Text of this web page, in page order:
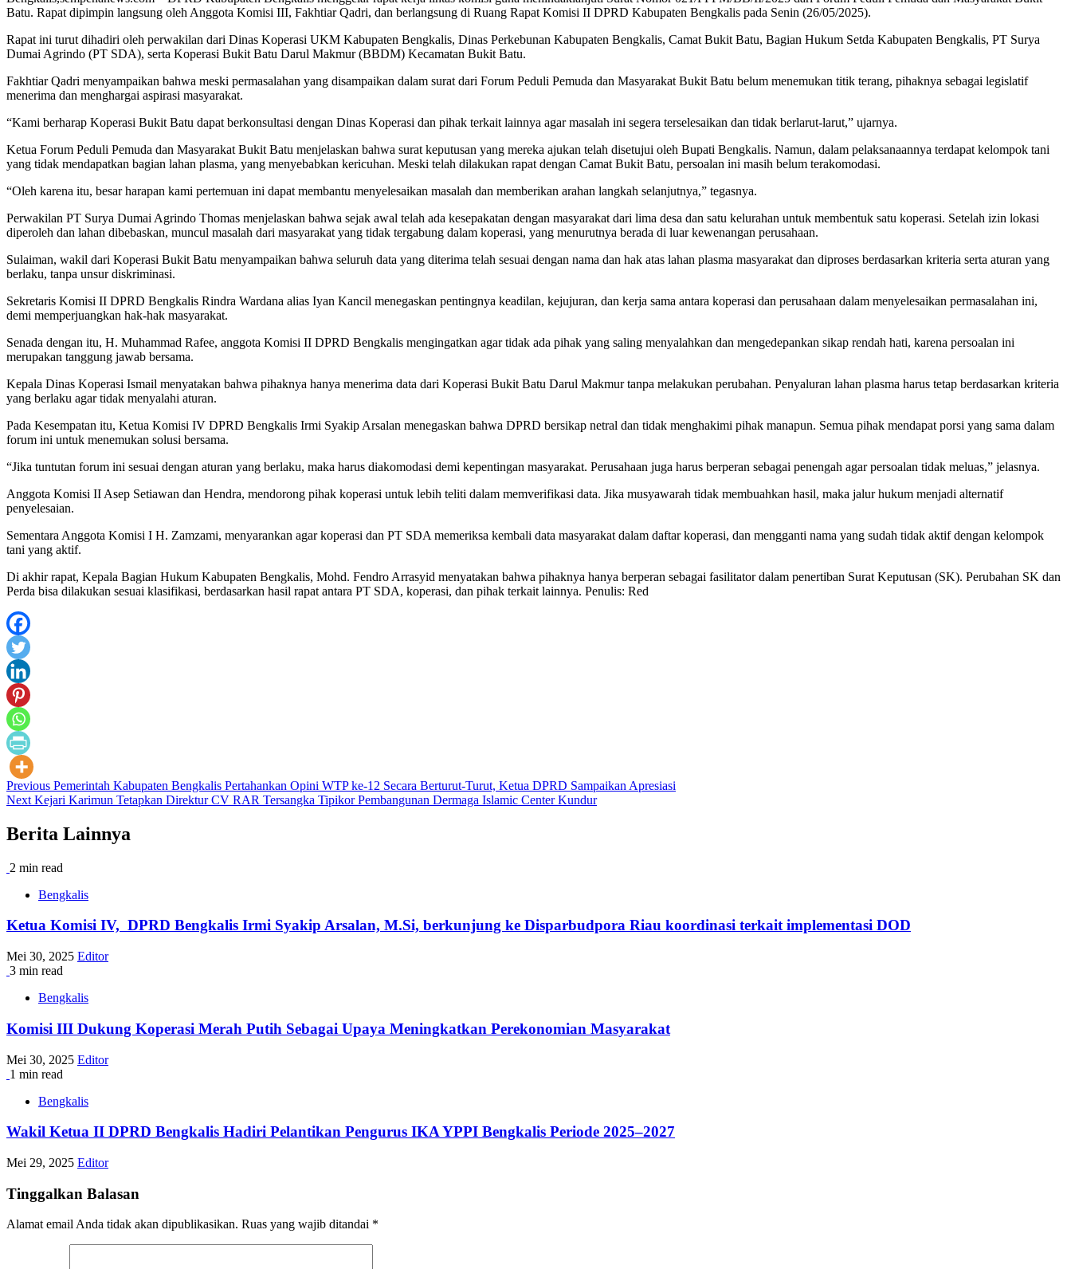
Batu. Rapat dipimpin langsung oleh Anggota Komisi III, Fakhtiar Qadri, dan berlangsung di Ruang Rapat Komisi II DPRD Kabupaten Bengkalis pada Senin (26/05/2025).
Rapat ini turut dihadiri oleh perwakilan dari Dinas Koperasi UKM Kabupaten Bengkalis, Dinas Perkebunan Kabupaten Bengkalis, Camat Bukit Batu, Bagian Hukum Setda Kabupaten Bengkalis, PT Surya
Dumai Agrindo (PT SDA), serta Koperasi Bukit Batu Darul Makmur (BBDM) Kecamatan Bukit Batu.
Fakhtiar Qadri menyampaikan bahwa meski permasalahan yang disampaikan dalam surat dari Forum Peduli Pemuda dan Masyarakat Bukit Batu belum menemukan titik terang, pihaknya sebagai legislatif
menerima dan menghargai aspirasi masyarakat.
“Kami berharap Koperasi Bukit Batu dapat berkonsultasi dengan Dinas Koperasi dan pihak terkait lainnya agar masalah ini segera terselesaikan dan tidak berlarut-larut,” ujarnya.
Ketua Forum Peduli Pemuda dan Masyarakat Bukit Batu menjelaskan bahwa surat keputusan yang mereka ajukan telah disetujui oleh Bupati Bengkalis. Namun, dalam pelaksanaannya terdapat kelompok tani
yang tidak mendapatkan bagian lahan plasma, yang menyebabkan kericuhan. Meski telah dilakukan rapat dengan Camat Bukit Batu, persoalan ini masih belum terakomodasi.
“Oleh karena itu, besar harapan kami pertemuan ini dapat membantu menyelesaikan masalah dan memberikan arahan langkah selanjutnya,” tegasnya.
Perwakilan PT Surya Dumai Agrindo Thomas menjelaskan bahwa sejak awal telah ada kesepakatan dengan masyarakat dari lima desa dan satu kelurahan untuk membentuk satu koperasi. Setelah izin lokasi
diperoleh dan lahan dibebaskan, muncul masalah dari masyarakat yang tidak tergabung dalam koperasi, yang menurutnya berada di luar kewenangan perusahaan.
Sulaiman, wakil dari Koperasi Bukit Batu menyampaikan bahwa seluruh data yang diterima telah sesuai dengan nama dan hak atas lahan plasma masyarakat dan diproses berdasarkan kriteria serta aturan yang
berlaku, tanpa unsur diskriminasi.
Sekretaris Komisi II DPRD Bengkalis Rindra Wardana alias Iyan Kancil menegaskan pentingnya keadilan, kejujuran, dan kerja sama antara koperasi dan perusahaan dalam menyelesaikan permasalahan ini,
demi memperjuangkan hak-hak masyarakat.
Senada dengan itu, H. Muhammad Rafee, anggota Komisi II DPRD Bengkalis mengingatkan agar tidak ada pihak yang saling menyalahkan dan mengedepankan sikap rendah hati, karena persoalan ini
merupakan tanggung jawab bersama.
Kepala Dinas Koperasi Ismail menyatakan bahwa pihaknya hanya menerima data dari Koperasi Bukit Batu Darul Makmur tanpa melakukan perubahan. Penyaluran lahan plasma harus tetap berdasarkan kriteria
yang berlaku agar tidak menyalahi aturan.
Pada Kesempatan itu, Ketua Komisi IV DPRD Bengkalis Irmi Syakip Arsalan menegaskan bahwa DPRD bersikap netral dan tidak menghakimi pihak manapun. Semua pihak mendapat porsi yang sama dalam
forum ini untuk menemukan solusi bersama.
“Jika tuntutan forum ini sesuai dengan aturan yang berlaku, maka harus diakomodasi demi kepentingan masyarakat. Perusahaan juga harus berperan sebagai penengah agar persoalan tidak meluas,” jelasnya.
Anggota Komisi II Asep Setiawan dan Hendra, mendorong pihak koperasi untuk lebih teliti dalam memverifikasi data. Jika musyawarah tidak membuahkan hasil, maka jalur hukum menjadi alternatif
penyelesaian.
Sementara Anggota Komisi I H. Zamzami, menyarankan agar koperasi dan PT SDA memeriksa kembali data masyarakat dalam daftar koperasi, dan mengganti nama yang sudah tidak aktif dengan kelompok
tani yang aktif.
Di akhir rapat, Kepala Bagian Hukum Kabupaten Bengkalis, Mohd. Fendro Arrasyid menyatakan bahwa pihaknya hanya berperan sebagai fasilitator dalam penertiban Surat Keputusan (SK). Perubahan SK dan
Perda bisa dilakukan sesuai klasifikasi, berdasarkan hasil rapat antara PT SDA, koperasi, dan pihak terkait lainnya. Penulis: Red
Post
navigation
Previous Pemerintah Kabupaten Bengkalis Pertahankan Opini WTP ke-12 Secara Berturut-Turut, Ketua DPRD Sampaikan Apresiasi
Next Kejari Karimun Tetapkan Direktur CV RAR Tersangka Tipikor Pembangunan Dermaga Islamic Center Kundur
Berita Lainnya
2 min read
Bengkalis
Ketua Komisi IV, DPRD Bengkalis Irmi Syakip Arsalan, M.Si, berkunjung ke Disparbudpora Riau koordinasi terkait implementasi DOD
Mei 30, 2025 Editor
3 min read
Bengkalis
Komisi III Dukung Koperasi Merah Putih Sebagai Upaya Meningkatkan Perekonomian Masyarakat
Mei 30, 2025 Editor
1 min read
Bengkalis
Wakil Ketua II DPRD Bengkalis Hadiri Pelantikan Pengurus IKA YPPI Bengkalis Periode 2025–2027
Mei 29, 2025 Editor
Tinggalkan Balasan
Alamat email Anda tidak akan dipublikasikan. Ruas yang wajib ditandai *